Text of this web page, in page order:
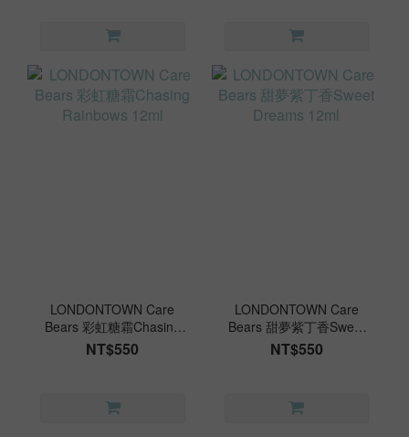
LONDONTOWN Care
Bears 彩虹糖霜Chasing
Rainbows 12ml
NT$550
LONDONTOWN Care
Bears 甜夢紫丁香Sweet
Dreams 12ml
NT$550